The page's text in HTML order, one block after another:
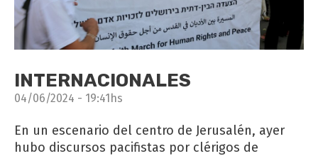
INTERNACIONALES
04/06/2024 - 19:41hs
En un escenario del centro de Jerusalén, ayer
hubo discursos pacifistas por clérigos de